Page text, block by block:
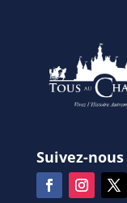
Suivez-nous